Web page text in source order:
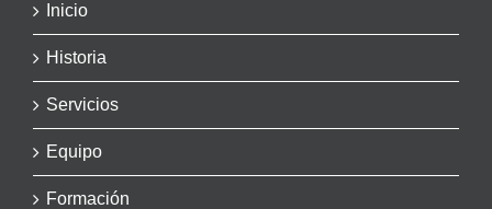
Inicio
Historia
Servicios
Equipo
Formación